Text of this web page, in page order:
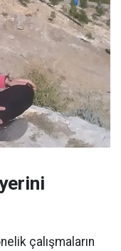
çalışmaların